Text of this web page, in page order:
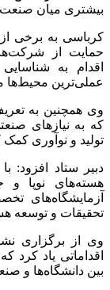
بیشتری میان صنعت
کرباسی به برخی از
حمایت از
اقدام به
عملی‌ترین محیط‌ها
وی همچنین به
که به نیازهای
تولید و نوآوری کمک
دبیر ستاد افزود:
هسته‌های نوپا و
آزمایشگاه‌های
تحقیقات و توسعه
وی از برگزاری
اقداماتی یاد کرد
بین دانشگاه‌ها و